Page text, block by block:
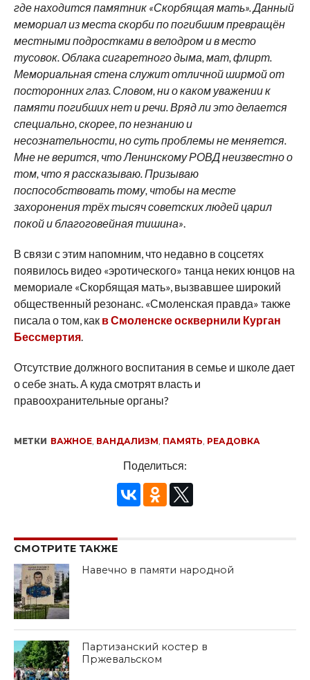
где находится памятник «Скорбящая мать». Данный
мемориал из места скорби по погибшим превращён
местными подростками в велодром и в место
тусовок. Облака сигаретного дыма, мат, флирт.
Мемориальная стена служит отличной ширмой от
посторонних глаз. Словом, ни о каком уважении к
памяти погибших нет и речи. Вряд ли это делается
специально, скорее, по незнанию и
несознательности, но суть проблемы не меняется.
Мне не верится, что Ленинскому РОВД неизвестно о
том, что я рассказываю. Призываю
поспособствовать тому, чтобы на месте
захоронения трёх тысяч советских людей царил
покой и благоговейная тишина».
В связи с этим напомним, что недавно в соцсетях
появилось видео «эротического» танца неких юнцов на
мемориале «Скорбящая мать», вызвавшее широкий
общественный резонанс. «Смоленская правда» также
писала о том, как в Смоленске осквернили Курган
Бессмертия.
Отсутствие должного воспитания в семье и школе дает
о себе знать. А куда смотрят власть и
правоохранительные органы?
МЕТКИ ВАЖНОЕ, ВАНДАЛИЗМ, ПАМЯТЬ, РЕАДОВКА
Поделиться:
СМОТРИТЕ ТАКЖЕ
Навечно в памяти народной
Партизанский костер в
Пржевальском